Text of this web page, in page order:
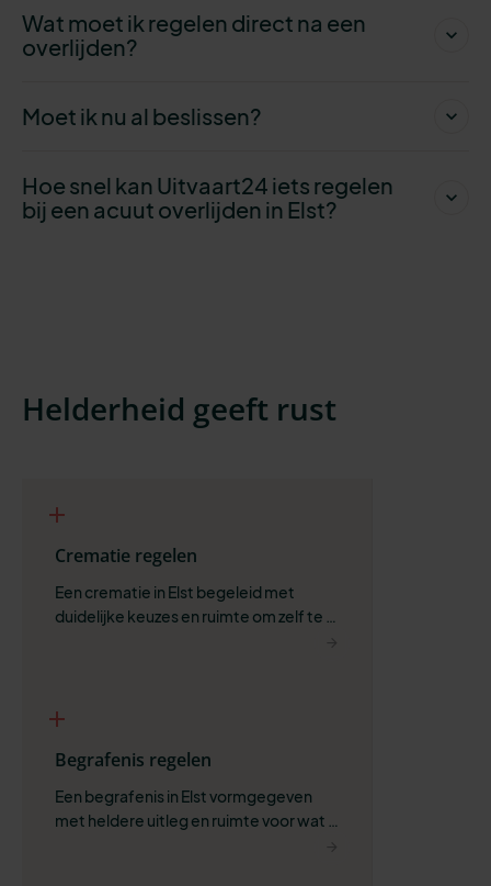
Wat moet ik regelen direct na een
overlijden?
Moet ik nu al beslissen?
Hoe snel kan Uitvaart24 iets regelen
bij een acuut overlijden in Elst?
Helderheid geeft rust
Crematie regelen
Een crematie in Elst begeleid met
duidelijke keuzes en ruimte om zelf te
Begrafenis regelen
Een begrafenis in Elst vormgegeven
met heldere uitleg en ruimte voor wat